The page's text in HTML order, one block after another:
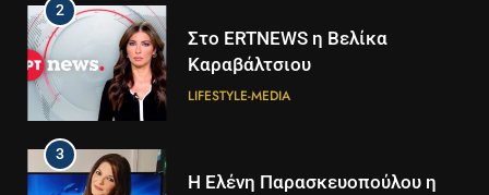
2
Στο ERTNEWS η Βελίκα
Καραβάλτσιου
LIFESTYLE-MEDIA
3
Η Ελένη Παρασκευοπούλου η